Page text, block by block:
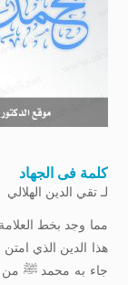
كلمة فی الجهاد
لـتقي الدين الهلالي
هذا الدين الذي
جاء به محمد ﷺ من